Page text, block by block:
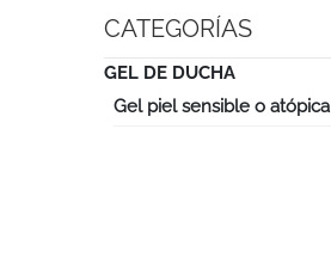
CATEGORÍAS
GEL DE DUCHA
Gel piel sensible o atópica